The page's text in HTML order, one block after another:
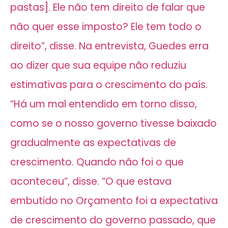
pastas]. Ele não tem direito de falar que
não quer esse imposto? Ele tem todo o
direito”, disse. Na entrevista, Guedes erra
ao dizer que sua equipe não reduziu
estimativas para o crescimento do país.
“Há um mal entendido em torno disso,
como se o nosso governo tivesse baixado
gradualmente as expectativas de
crescimento. Quando não foi o que
aconteceu”, disse. “O que estava
embutido no Orçamento foi a expectativa
de crescimento do governo passado, que